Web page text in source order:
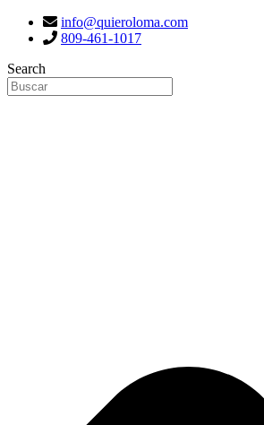
info@quieroloma.com
809-461-1017
Search